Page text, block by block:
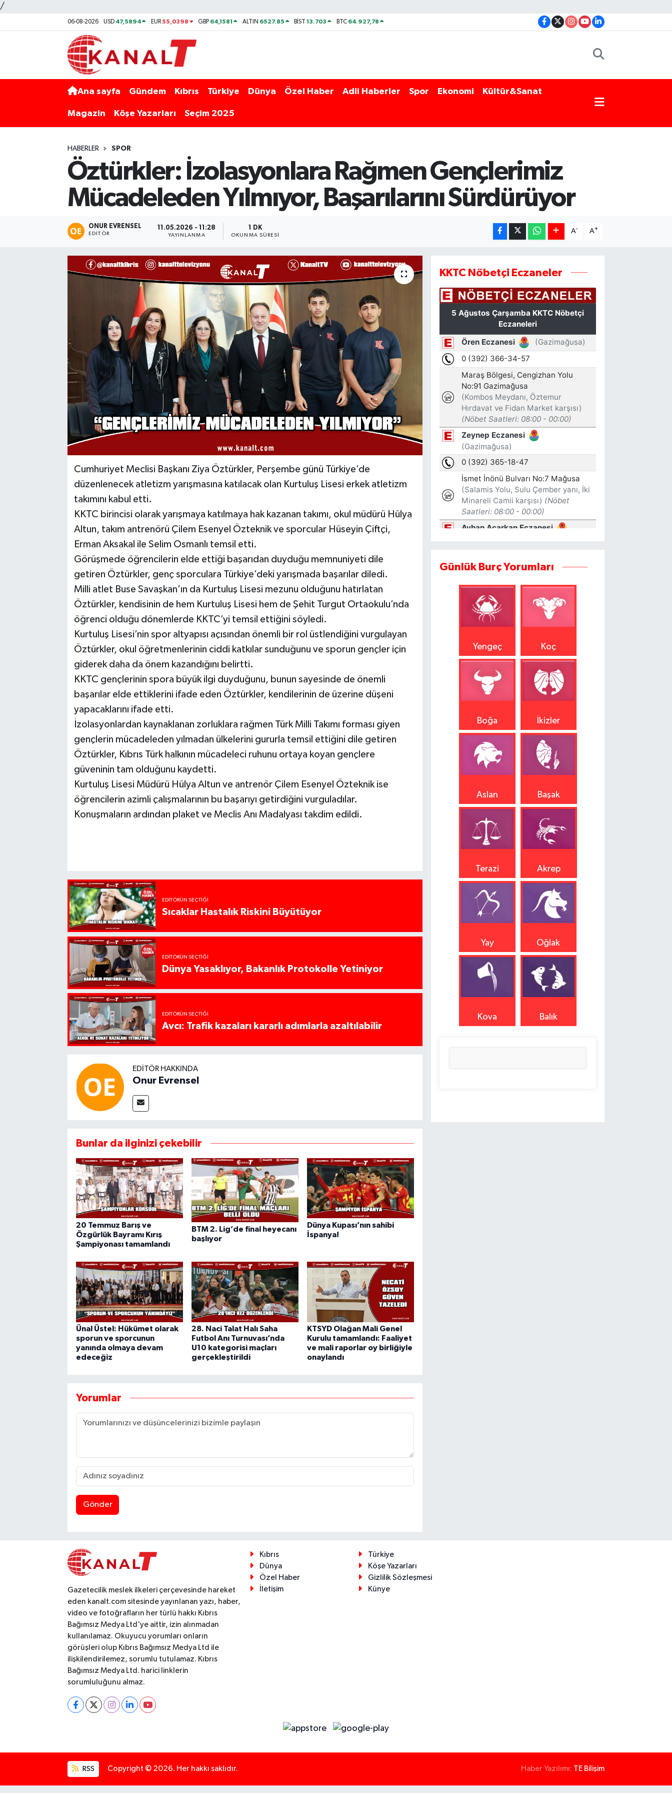
/
06-08-2026 USD 47,5894 EUR55,0398 GBP 64,1581 ALTIN 6527.85 BİST13.703 BTC 64.927,78
Ana sayfa Gündem Kıbrıs Türkiye Dünya Özel Haber Adli Haberler Spor Ekonomi Kültür&Sanat
Magazin Köşe Yazarları Seçim 2025
HABERLER SPOR
Öztürkler: İzolasyonlara Rağmen Gençlerimiz
Mücadeleden Yılmıyor, Başarılarını Sürdürüyor
ONUR EVRENSEL
EDITÖR
11.05.2026 - 11:28
YAYINLANMA
1 DK
OKUNMA SÜRESI
A- A+
Cumhuriyet Meclisi Başkanı Ziya Öztürkler, Perşembe günü Türkiye’de
düzenlenecek atletizm yarışmasına katılacak olan Kurtuluş Lisesi erkek atletizm
takımını kabul etti.
KKTC birincisi olarak yarışmaya katılmaya hak kazanan takımı, okul müdürü Hülya
Altun, takım antrenörü Çilem Esenyel Özteknik ve sporcular Hüseyin Çiftçi,
Erman Aksakal ile Selim Osmanlı temsil etti.
Görüşmede öğrencilerin elde ettiği başarıdan duyduğu memnuniyeti dile
getiren Öztürkler, genç sporculara Türkiye’deki yarışmada başarılar diledi.
Milli atlet Buse Savaşkan’ın da Kurtuluş Lisesi mezunu olduğunu hatırlatan
Öztürkler, kendisinin de hem Kurtuluş Lisesi hem de Şehit Turgut Ortaokulu’nda
öğrenci olduğu dönemlerde KKTC’yi temsil ettiğini söyledi.
Kurtuluş Lisesi’nin spor altyapısı açısından önemli bir rol üstlendiğini vurgulayan
Öztürkler, okul öğretmenlerinin ciddi katkılar sunduğunu ve sporun gençler için
giderek daha da önem kazandığını belirtti.
KKTC gençlerinin spora büyük ilgi duyduğunu, bunun sayesinde de önemli
başarılar elde ettiklerini ifade eden Öztürkler, kendilerinin de üzerine düşeni
yapacaklarını ifade etti.
İzolasyonlardan kaynaklanan zorluklara rağmen Türk Milli Takımı forması giyen
gençlerin mücadeleden yılmadan ülkelerini gururla temsil ettiğini dile getiren
Öztürkler, Kıbrıs Türk halkının mücadeleci ruhunu ortaya koyan gençlere
güveninin tam olduğunu kaydetti.
Kurtuluş Lisesi Müdürü Hülya Altun ve antrenör Çilem Esenyel Özteknik ise
öğrencilerin azimli çalışmalarının bu başarıyı getirdiğini vurguladılar.
Konuşmaların ardından plaket ve Meclis Anı Madalyası takdim edildi.
EDITÖRÜN SEÇTIĞI
Sıcaklar Hastalık Riskini Büyütüyor
EDITÖRÜN SEÇTIĞI
Dünya Yasaklıyor, Bakanlık Protokolle Yetiniyor
EDITÖRÜN SEÇTIĞI
Avcı: Trafik kazaları kararlı adımlarla azaltılabilir
EDITÖR HAKKINDA
Onur Evrensel
Bunlar da ilginizi çekebilir
20 Temmuz Barış ve
Özgürlük Bayramı Kırış
Şampiyonası tamamlandı
BTM 2. Lig’de final heyecanı
başlıyor
Dünya Kupası’nın sahibi
İspanya!
Ünal Üstel: Hükümet olarak
sporun ve sporcunun
yanında olmaya devam
edeceğiz
28. Naci Talat Halı Saha
Futbol Anı Turnuvası’nda
U10 kategorisi maçları
gerçekleştirildi
KTSYD Olağan Mali Genel
Kurulu tamamlandı: Faaliyet
ve mali raporlar oy birliğiyle
onaylandı
Yorumlar
Gönder
KKTC Nöbetçi Eczaneler
Günlük Burç Yorumları
Yengeç Koç
Boğa İkizler
Aslan Başak
Terazi Akrep
Yay Oğlak
Kova Balık
Gazetecilik meslek ilkeleri çerçevesinde hareket
eden kanalt.com sitesinde yayınlanan yazı, haber,
video ve fotoğrafların her türlü hakkı Kıbrıs
Bağımsız Medya Ltd'ye aittir, izin alınmadan
kullanılamaz. Okuyucu yorumları onların
görüşleri olup Kıbrıs Bağımsız Medya Ltd ile
ilişkilendirilemez, sorumlu tutulamaz. Kıbrıs
Bağımsız Medya Ltd. harici linklerin
sorumluluğunu almaz.
Kıbrıs
Türkiye
Dünya
Köşe Yazarları
Özel Haber
Gizlilik Sözleşmesi
İletişim
Künye
RSS Copyright © 2026. Her hakkı saklıdır. Haber Yazılımı: TE Bilişim